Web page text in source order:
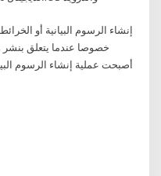
إنشاء الرسوم البيانية أو
خصوصا عندما يتعلق بنشر